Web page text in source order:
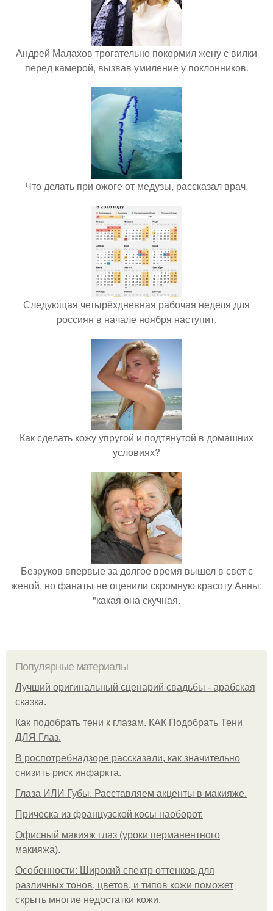
Андрей Малахов трогательно покормил жену с вилки
перед камерой, вызвав умиление у поклонников.
Что делать при ожоге от медузы, рассказал врач.
Следующая четырёхдневная рабочая неделя для
россиян в начале ноября наступит.
Как сделать кожу упругой и подтянутой в домашних
условиях?
Безруков впервые за долгое время вышел в свет с
женой, но фанаты не оценили скромную красоту Анны:
"какая она скучная.
Популярные материалы
Лучший оригинальный сценарий свадьбы - арабская
сказка.
Как подобрать тени к глазам. КАК Подобрать Тени
ДЛЯ Глаз.
В роспотребнадзоре рассказали, как значительно
снизить риск инфаркта.
Глаза ИЛИ Губы. Расставляем акценты в макияже.
Прическа из французской косы наоборот.
Офисный макияж глаз (уроки перманентного
макияжа).
Особенности: Широкий спектр оттенков для
различных тонов, цветов, и типов кожи поможет
скрыть многие недостатки кожи.